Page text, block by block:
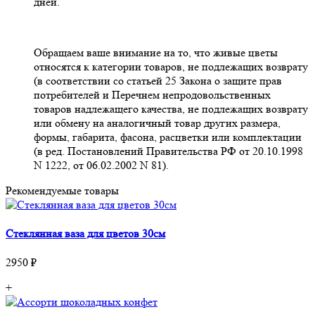
Обращаем ваше внимание на то, что живые цветы
относятся к категории товаров, не подлежащих возврату
(в соответствии со статьей 25 Закона о защите прав
потребителей и Перечнем непродовольственных
товаров надлежащего качества, не подлежащих возврату
или обмену на аналогичный товар других размера,
формы, габарита, фасона, расцветки или комплектации
(в ред. Постановлений Правительства РФ от 20.10.1998
N 1222, от 06.02.2002 N 81).
Рекомендуемые товары
Стеклянная ваза для цветов 30см
2950 ₽
+